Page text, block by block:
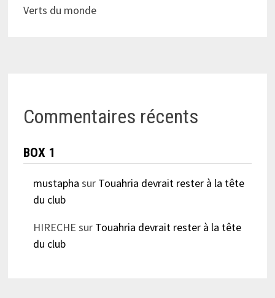
Verts du monde
Commentaires récents
BOX 1
mustapha sur Touahria devrait rester à la tête
du club
HIRECHE sur Touahria devrait rester à la tête
du club